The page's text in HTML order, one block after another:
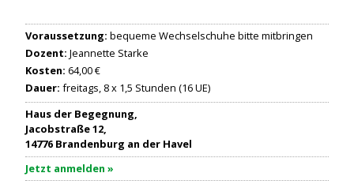
Voraussetzung: bequeme Wechselschuhe bitte mitbringen
Dozent: Jeannette Starke
Kosten: 64,00 €
Dauer: freitags, 8 x 1,5 Stunden (16 UE)
Haus der Begegnung,
Jacobstraße 12,
14776 Brandenburg an der Havel
Jetzt anmelden »